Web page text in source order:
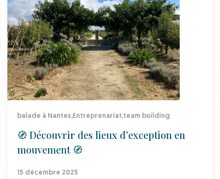
balade à Nantes, Entreprenariat,team building
🧭 Découvrir des lieux d’exception en
mouvement 🧭
15 décembre 2025